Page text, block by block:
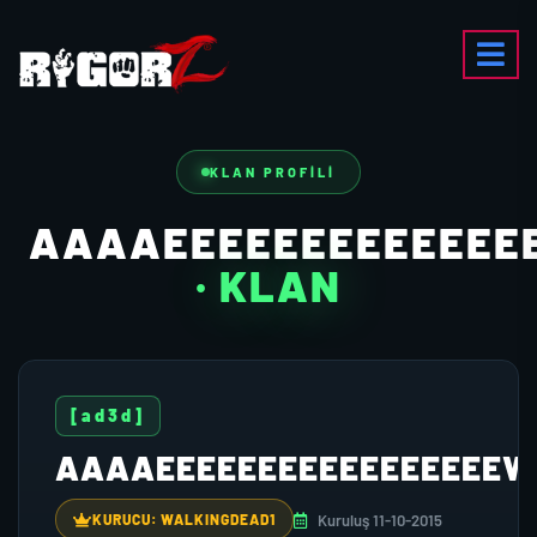
KLAN PROFILI
· KLAN
[ad3d]
KURUCU: WALKINGDEAD1 Kuruluş 11-10-2015